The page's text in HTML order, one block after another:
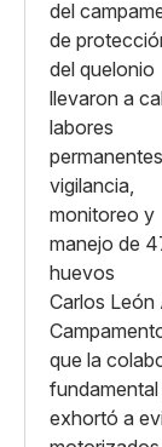
Carlos León
que la
exhortó a